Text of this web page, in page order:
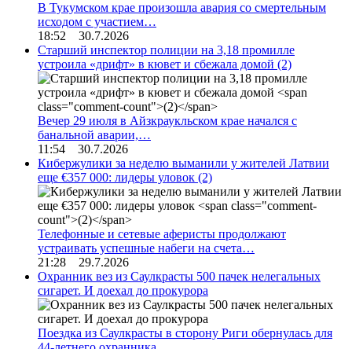
В Тукумском крае произошла авария со смертельным
исходом с участием…
18:52 30.7.2026
Старший инспектор полиции на 3,18 промилле
устроила «дрифт» в кювет и сбежала домой (2)
Вечер 29 июля в Айзкраукльском крае начался с
банальной аварии,…
11:54 30.7.2026
Кибержулики за неделю выманили у жителей Латвии
еще €357 000: лидеры уловок (2)
Телефонные и сетевые аферисты продолжают
устраивать успешные набеги на счета…
21:28 29.7.2026
Охранник вез из Саулкрасты 500 пачек нелегальных
сигарет. И доехал до прокурора
Поездка из Саулкрасты в сторону Риги обернулась для